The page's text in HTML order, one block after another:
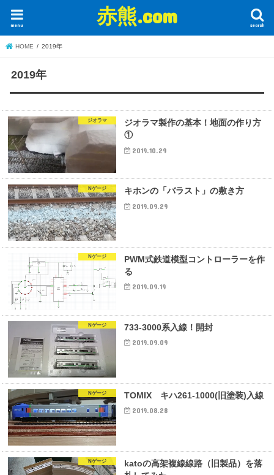
赤熊.com search
menu
HOME 2019年
2019年
ジオラマ
ジオラマ製作の基本！地面の作り方
①
2019.10.29
Nゲージ キホンの「バラスト」の敷き方
2019.09.29
Nゲージ
PWM式鉄道模型コントローラーを作
る
2019.09.19
Nゲージ 733-3000系入線！開封
2019.09.09
Nゲージ TOMIX キハ261-1000(旧塗装)入線
2019.08.28
Nゲージ
katoの高架複線線路（旧製品）を落